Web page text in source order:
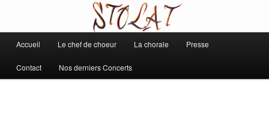
Stolat
menu
Skip
to
Accueil Le chef de choeur La chorale Presse
Contact Nos derniers Concerts